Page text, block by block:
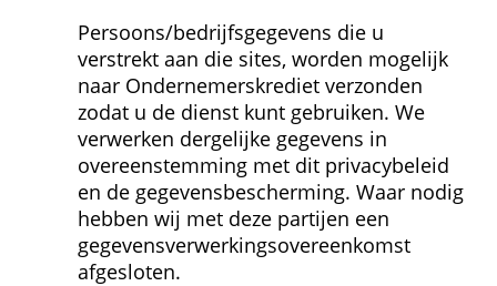
Persoons/bedrijfsgegevens die u
verstrekt aan die sites, worden mogelijk
naar Ondernemerskrediet verzonden
zodat u de dienst kunt gebruiken. We
verwerken dergelijke gegevens in
overeenstemming met dit privacybeleid
en de gegevensbescherming. Waar nodig
hebben wij met deze partijen een
gegevens­verwerkings­overeenkomst
afgesloten.